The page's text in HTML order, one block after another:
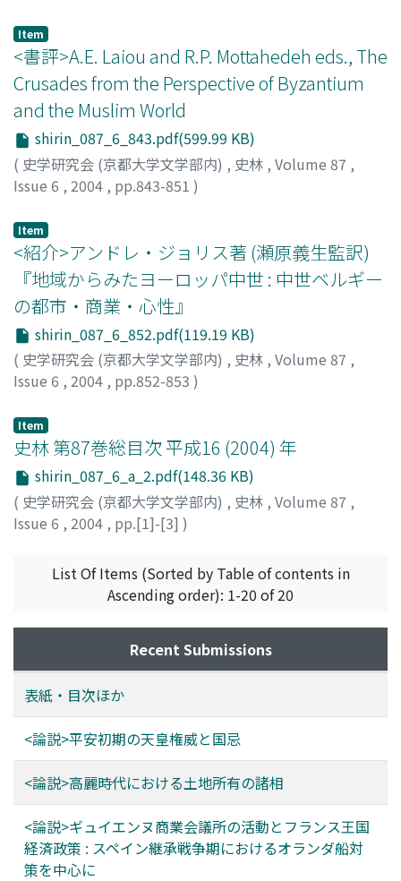
して祭祀する招魂祭と、個人として弔う戦死者葬儀は、そ
れぞれが平時と戦時の「戦没者慰霊」を担った。いずれも
地域が一体となった行事であり、時代が下るにつれその公
的性の度合いは強まった。また二つの行事は神道と仏教の
果たす役割の違いを反映しており、前者は主として死者へ
の顕彰と称賛、後者は死者への哀悼と弔いを受け持ってい
た。その役割は互いに自覚的に選び取ったものではなく、
互いの領域を奪い合おうとする紛争が通時代的に起こり続
けていたのである。
Item
<書評>A.E. Laiou and R.P. Mottahedeh eds., The
Crusades from the Perspective of Byzantium
and the Muslim World
shirin_087_6_843.pdf(599.99 KB)
( 史学研究会 (京都大学文学部内) , 史林 , Volume 87 ,
Issue 6 , 2004 , pp.843-851 )
Item
<紹介>アンドレ・ジョリス著 (瀬原義生監訳)
『地域からみたヨーロッパ中世 : 中世ベルギー
の都市・商業・心性』
shirin_087_6_852.pdf(119.19 KB)
( 史学研究会 (京都大学文学部内) , 史林 , Volume 87 ,
Issue 6 , 2004 , pp.852-853 )
Item
史林 第87巻総目次 平成16 (2004) 年
shirin_087_6_a_2.pdf(148.36 KB)
( 史学研究会 (京都大学文学部内) , 史林 , Volume 87 ,
Issue 6 , 2004 , pp.[1]-[3] )
List Of Items (Sorted by Table of contents in
Ascending order): 1-20 of 20
Recent Submissions
表紙・目次ほか
<論説>平安初期の天皇権威と国忌
<論説>高麗時代における土地所有の諸相
<論説>ギュイエンヌ商業会議所の活動とフランス王国
経済政策 : スペイン継承戦争期におけるオランダ船対
策を中心に